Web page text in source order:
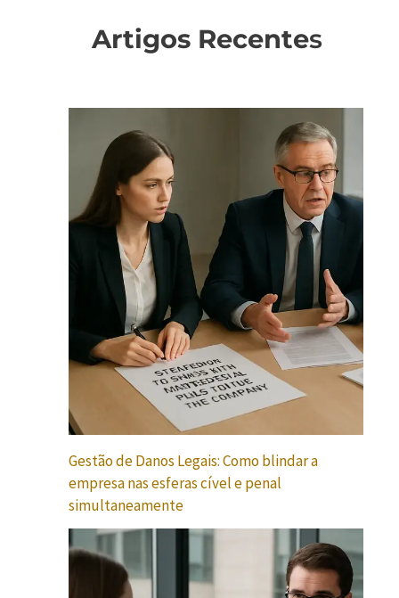
Artigos Recentes
Gestão de Danos Legais: Como blindar a
empresa nas esferas cível e penal
simultaneamente